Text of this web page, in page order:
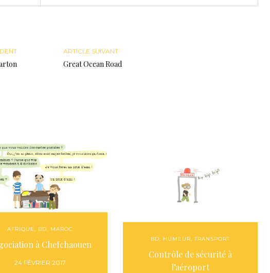
ARTICLE SUIVANT
Great Ocean Road
AFRIQUE, BD, MAROC
à Chefchaouen
24 FÉVRIER 2017
BD, HUMEUR,TRANSPORT
Contrôle de sécurité à
l’aéroport